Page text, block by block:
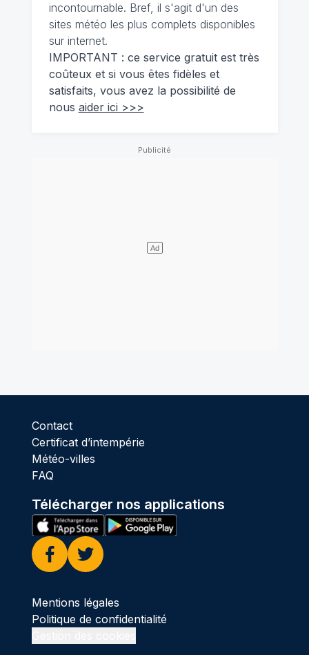
incontournable. Bref, il s'agit d'un des
sites météo les plus complets disponibles
sur internet.
IMPORTANT : ce service gratuit est très
coûteux et si vous êtes fidèles et
satisfaits, vous avez la possibilité de
nous aider ici >>>
Contact
Certificat d’intempérie
Météo-villes
FAQ
Télécharger nos applications
Facebook
Twitter
Mentions légales
Politique de confidentialité